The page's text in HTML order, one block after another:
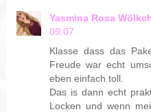
Yasmina Rosa
09:07
Klasse dass das
Freude war echt
eben einfach toll.
Das is dann echt
Locken und wenn